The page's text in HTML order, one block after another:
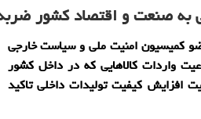
به صنعت و اقتصاد کشور
کمیسیون امنیت ملی و سیاست خارجی
واردات کالاهایی که در داخل کشور
افزایش کیفیت تولیدات داخلی تاکید